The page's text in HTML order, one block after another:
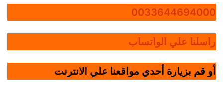
0033644694000
راسلنا علي الواتساب
أو قم بزيارة أحدي مواقعنا علي الانترنت